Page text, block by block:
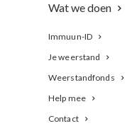
Wat we doen
Immuun-ID
Je weerstand
Weerstandfonds
Help mee
Contact